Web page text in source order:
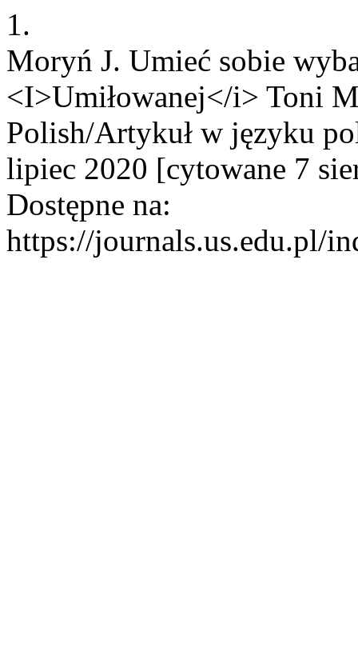
1.
Moryń J. Umieć sobie
<I>Umiłowanej</i> Toni
Polish/Artykuł w języku
lipiec 2020 [cytowane 7
Dostępne na:
https://journals.us.edu.pl/